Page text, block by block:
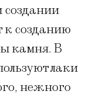
создании
к созданию
камня. В
лаки
нежного